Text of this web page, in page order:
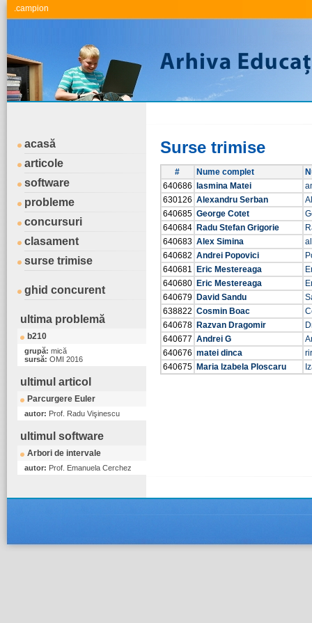
.campion
acasă
articole
software
probleme
concursuri
clasament
surse trimise
ghid concurent
ultima problemă
b210
grupă: mică
sursă: OMI 2016
ultimul articol
Parcurgere Euler
autor: Prof. Radu Vişinescu
ultimul software
Arbori de intervale
autor: Prof. Emanuela Cerchez
Surse trimise
# Nume complet
640686
Iasmina Matei
630126 Alexandru Serban
640685 George Cotet
640684 Radu Stefan Grigorie
640683 Alex Simina
640682 Andrei Popovici
640681
Eric Mestereaga
640680 Eric Mestereaga
640679 David Sandu
638822 Cosmin Boac
640678 Razvan Dragomir
640677 Andrei G
640676 matei dinca
640675 Maria Izabela Ploscaru